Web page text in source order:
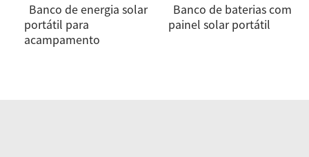
Banco de energia solar
portátil para
acampamento
Banco de baterias com
painel solar portátil